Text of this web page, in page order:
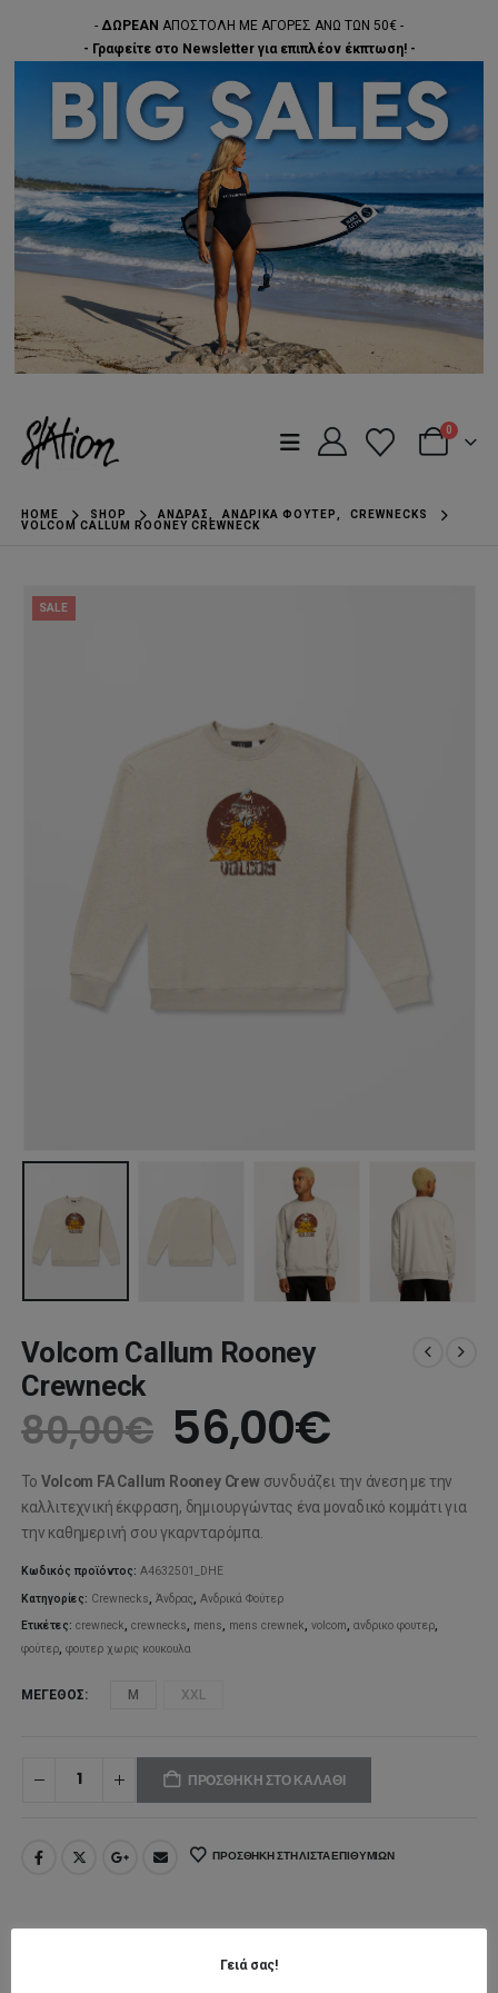
- ΔΩΡΕΑΝ ΑΠΟΣΤΟΛΗ ΜΕ ΑΓΟΡΕΣ ΑΝΩ ΤΩΝ 50€ -
- Γραφείτε στο Newsletter για επιπλέον έκπτωση! -
0
HOME SHOP ΆΝΔΡΑΣ, ΑΝΔΡΙΚΆ ΦΟΎΤΕΡ,
CREWNECKS
VOLCOM CALLUM ROONEY CREWNECK
SALE
Volcom Callum Rooney
Crewneck
80,00€ Original
price
was:
80,00€.
56,00€Η
τιμή
Το Volcom FA Callum Rooney Crewσυνδυάζει την άνεση με την
καλλιτεχνική έκφραση, δημιουργώντας ένα μοναδικό κομμάτι για
την καθημερινή σου γκαρνταρόμπα.
Κωδικός προϊόντος:A4632501_DHE
Κατηγορίες: Crewnecks,Άνδρας,Ανδρικά Φούτερ
Ετικέτες:crewneck,crewnecks, mens, mens crewnek,volcom,ανδρικο φουτερ,
φούτερ,φουτερ χωρις κουκουλα
ΜΈΓΕΘΟΣ M XXL
ΠΡΟΣΘΉΚΗ ΣΤΟ ΚΑΛΆΘΙ
ΠΡΟΣΘΉΚΗ ΣΤΗ ΛΊΣΤΑ ΕΠΙΘΥΜΙΏΝ
Γειά σας!